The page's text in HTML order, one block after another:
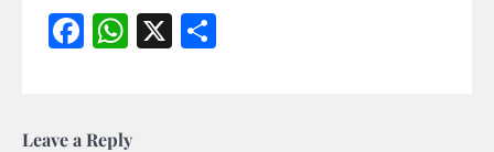
Facebook
WhatsApp
X
Leave a Reply